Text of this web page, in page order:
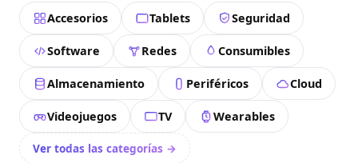
Accesorios Tablets Seguridad
Software Redes Consumibles
Almacenamiento Periféricos Cloud
Videojuegos TV Wearables
Ver todas las categorías →